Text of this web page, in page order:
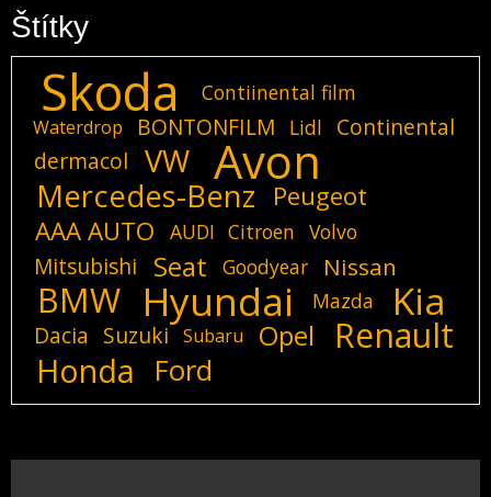
Štítky
Skoda Contiinental film
Waterdrop BONTONFILM Lidl
Continental
dermacol
VW Avon
Mercedes-Benz
Peugeot
AAA AUTO
AUDI Citroen Volvo
Mitsubishi Seat Goodyear Nissan
BMW Hyundai Mazda Kia
Dacia Suzuki Subaru Opel Renault
Honda Ford